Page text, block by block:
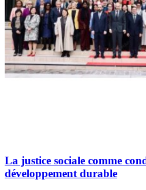
La justice sociale comme
développement durable